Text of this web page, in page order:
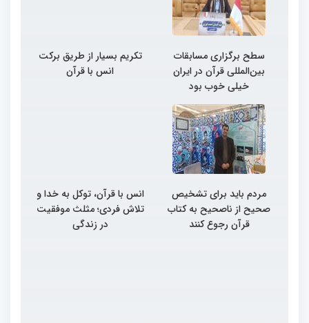
سطح برگزاری مسابقات
بین‌المللی قرآن در ایران
خیلی خوب بود
تکریم بسیار از طریق برکت
انس با قرآن
مردم باید برای تشخیص
صحیح از ناصحیح به کتاب
قرآن رجوع کنند
انس با قرآن، توکل به خدا و
تلاش فردی؛ مثلث موفقیت
در زندگی